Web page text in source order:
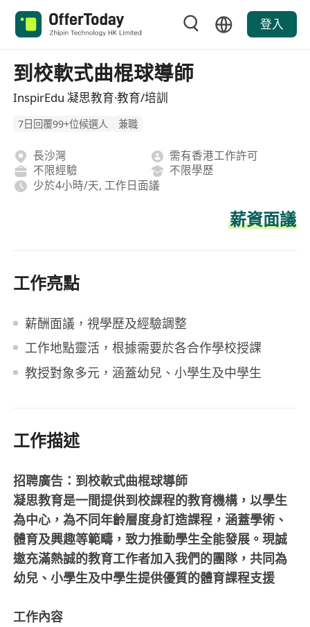
登入
到校軟式曲棍球導師
InspirEdu 凝思教育·教育/培訓
7日回覆99+位候選人 兼職
長沙灣
需有香港工作許可
不限經驗
不限學歷
少於4小時/天, 工作日面議
薪資面議
工作亮點
薪酬面議，視學歷及經驗調整
工作地點靈活，根據需要於各合作學校授課
教授對象多元，涵蓋幼兒、小學生及中學生
工作描述
招聘廣告：到校軟式曲棍球導師
凝思教育是一間提供到校課程的教育機構，以學生
為中心，為不同年齡層度身訂造課程，涵蓋學術、
體育及興趣等範疇，致力推動學生全能發展。現誠
邀充滿熱誠的教育工作者加入我們的團隊，共同為
幼兒、小學生及中學生提供優質的體育課程支援
工作內容